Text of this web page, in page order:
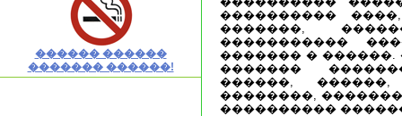
������ ������
������� ������!
����������
�������,
�����������
������� �
�������
������,
��������,
����������